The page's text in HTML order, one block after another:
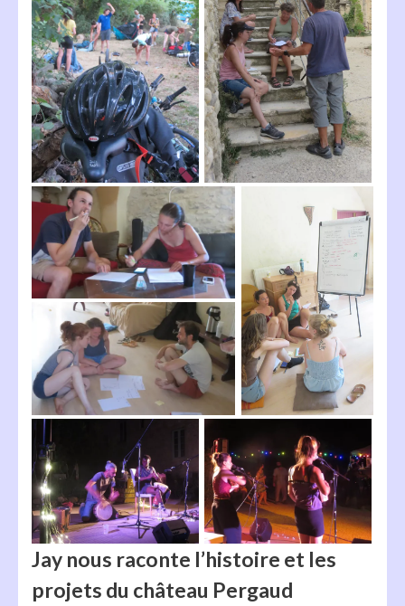
Jay nous raconte l’histoire et les
projets du château Pergaud